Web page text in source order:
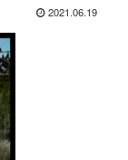
2021.06.19